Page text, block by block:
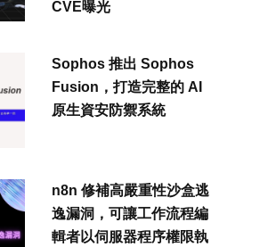
CVE曝光
Sophos 推出 Sophos
Fusion，打造完整的 AI
原生資安防禦系統
n8n 修補高嚴重性沙盒逃
逸漏洞，可讓工作流程編
輯者以伺服器程序權限執